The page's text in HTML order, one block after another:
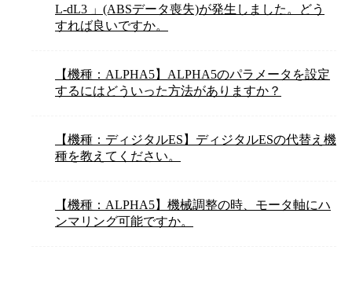
L-dL3 」(ABSデータ喪失)が発生しました。どう
すれば良いですか。
【機種：ALPHA5】ALPHA5のパラメータを設定
するにはどういった方法がありますか？
【機種：ディジタルES】ディジタルESの代替え機
種を教えてください。
【機種：ALPHA5】機械調整の時、モータ軸にハ
ンマリング可能ですか。